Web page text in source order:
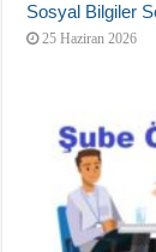
Sosyal Bilgiler
25 Haziran 2026